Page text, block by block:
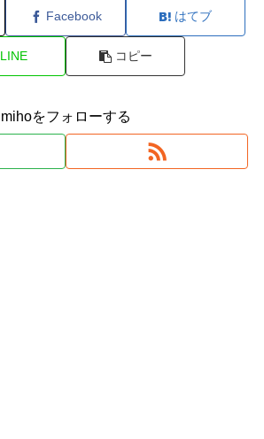
Facebook はてブ
LINE コピー
mihoをフォローする